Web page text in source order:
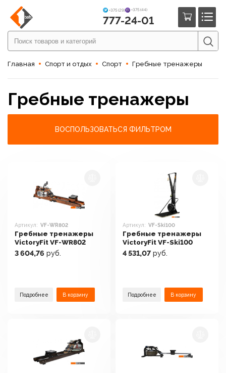
+375 (29) +375 (44)
777-24-01
Главная Спорт и отдых Спорт Гребные тренажеры
Гребные тренажеры
ВОСПОЛЬЗОВАТЬСЯ ФИЛЬТРОМ
Артикул: VF-WR802
Гребные тренажеры
VictoryFit VF-WR802
3 604,76 руб.
Подробнее В корзину
Артикул: VF-Ski100
Гребные тренажеры
VictoryFit VF-Ski100
4 531,07 руб.
Подробнее В корзину